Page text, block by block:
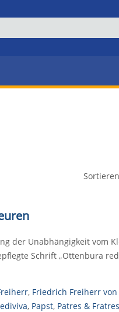
der Unabhängigkeit vom
Schrift „Ottenbura
, Friedrich Freiherr
, Papst, Patres & Fratres